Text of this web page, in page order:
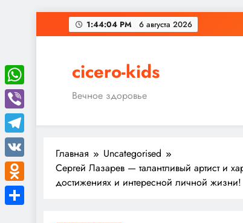
Перейти
к
1:44:05 PM 6 августа 2026
cicero-kids
Вечное здоровье
Главная
Uncategorised
Сергей Лазарев — талантливый артист и
достижениях и интересной личной жизни!
WhatsApp
Viber
Telegram
VK
Odnoklassniki